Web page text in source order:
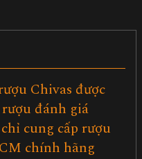
Chivas được
đánh giá
cung cấp rượu
chính hãng